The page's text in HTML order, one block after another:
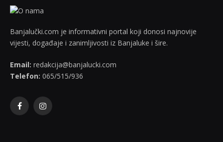
Banjalučki.com je informativni portal koji donosi najnovije
vijesti, događaje i zanimljivosti iz Banjaluke i šire.
Email: redakcija@banjalucki.com
Telefon: 065/515/936
FacebookInstagram